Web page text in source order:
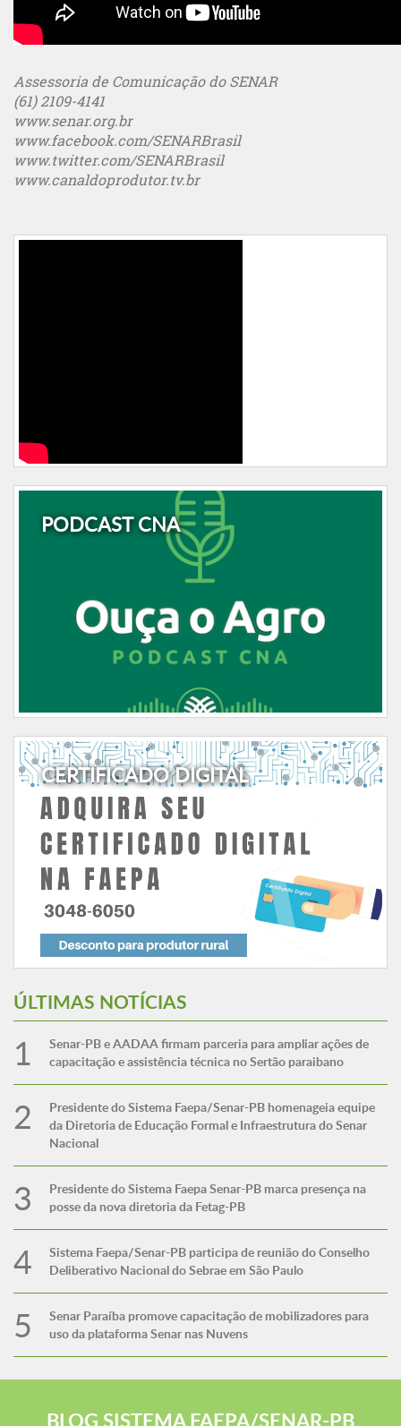
Assessoria de Comunicação do SENAR
(61) 2109-4141
www.senar.org.br
www.facebook.com/SENARBrasil
www.twitter.com/SENARBrasil
www.canaldoprodutor.tv.br
PODCAST CNA
CERTIFICADO DIGITAL
ÚLTIMAS NOTÍCIAS
Senar-PB e AADAA firmam parceria para ampliar ações de
capacitação e assistência técnica no Sertão paraibano
Presidente do Sistema Faepa/Senar-PB homenageia equipe
da Diretoria de Educação Formal e Infraestrutura do Senar
Nacional
Presidente do Sistema Faepa Senar-PB marca presença na
posse da nova diretoria da Fetag-PB
Sistema Faepa/Senar-PB participa de reunião do Conselho
Deliberativo Nacional do Sebrae em São Paulo
Senar Paraíba promove capacitação de mobilizadores para
uso da plataforma Senar nas Nuvens
BLOG SISTEMA FAEPA/SENAR-PB